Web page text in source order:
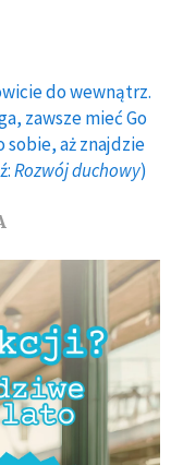
do wewnątrz.
zawsze mieć Go
aż znajdzie
Rozwój duchowy)